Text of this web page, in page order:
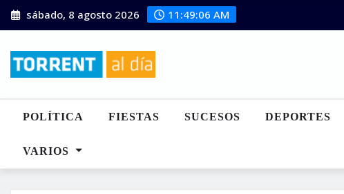
Saltar
al
sábado, 8 agosto 2026 11:49:07 AM
POLÍTICA FIESTAS SUCESOS DEPORTES
VARIOS